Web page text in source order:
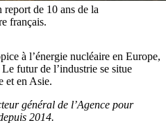
de 10 ans de la
français.
à l’énergie nucléaire en Europe,
futur de l’industrie se situe
et en Asie.
général de l’Agence pour
2014.